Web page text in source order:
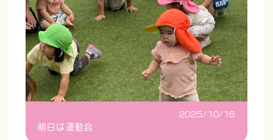
2025/10/16
明日は運動会